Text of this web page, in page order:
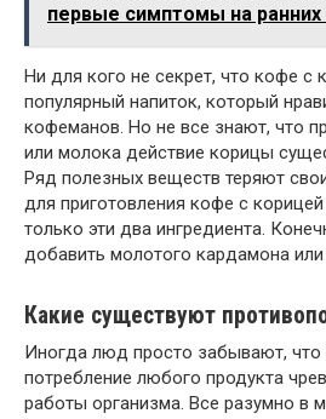
первые симптомы на ранних
Ни для кого не секрет, что кофе с
популярный напиток, который
кофеманов. Но не все знают, что
или молока действие корицы
Ряд полезных веществ теряют
для приготовления кофе с
только эти два ингредиента.
добавить молотого кардамона или
Какие существуют
Иногда люд просто забывают, что
потребление любого продукта
работы организма. Все разумно в